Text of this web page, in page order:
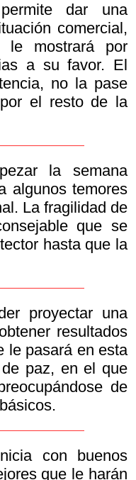
dar una
comercial,
le mostrará por
a su favor. El
no la pase
el resto de la
la semana
algunos temores
La fragilidad de
que se
hasta que la
proyectar una
resultados
le pasará en esta
paz, en el que
de
con buenos
que le harán